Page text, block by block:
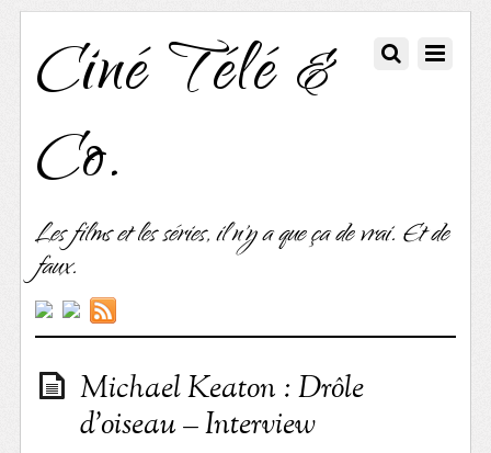
Ciné Télé &
Co.
Les films et les séries, il n'y a que ça de vrai. Et de
faux.
Michael Keaton : Drôle
d’oiseau – Interview